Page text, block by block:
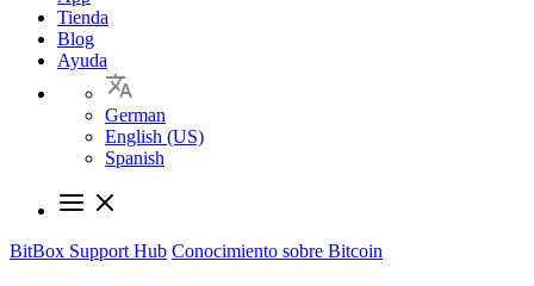
Tienda
Blog
Ayuda
German
English (US)
Spanish
BitBox Support Hub Conocimiento sobre Bitcoin